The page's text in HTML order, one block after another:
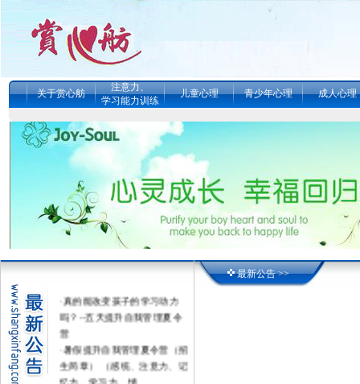
关于赏心舫
注意力、
学习能力训练
儿童心理 青少年心理 成人心理
真的能改变孩子的学习动力
吗？--五天提升自我管理夏令
营
暑假提升自我管理夏令营（招
生简章） （感统、注意力、记
忆力、学习力、情
最新公告 >>